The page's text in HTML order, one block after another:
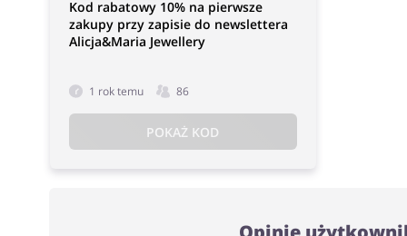
Kod rabatowy 10% na pierwsze
zakupy przy zapisie do newslettera
Alicja&Maria Jewellery
1 rok temu 86
POKAŻ KOD